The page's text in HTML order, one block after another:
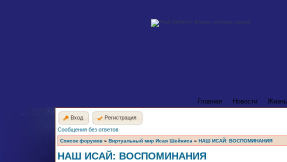
Главная Новости Жизнь
Вход Регистрация
Сообщения без ответов
Список форумов » Виртуальный мир Исая Шейниса » НАШ ИСАЙ: ВОСПОМИНАНИЯ
НАШ ИСАЙ: ВОСПОМИНАНИЯ